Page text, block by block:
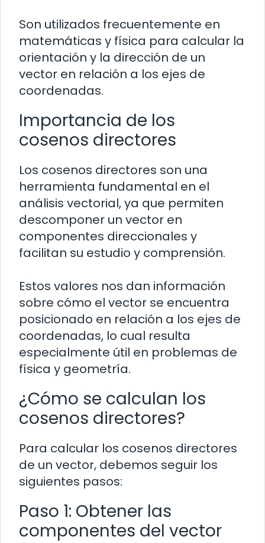
Son utilizados frecuentemente en
matemáticas y física para calcular la
orientación y la dirección de un
vector en relación a los ejes de
coordenadas.
Importancia de los
cosenos directores
Los cosenos directores son una
herramienta fundamental en el
análisis vectorial, ya que permiten
descomponer un vector en
componentes direccionales y
facilitan su estudio y comprensión.
Estos valores nos dan información
sobre cómo el vector se encuentra
posicionado en relación a los ejes de
coordenadas, lo cual resulta
especialmente útil en problemas de
física y geometría.
¿Cómo se calculan los
cosenos directores?
Para calcular los cosenos directores
de un vector, debemos seguir los
siguientes pasos:
Paso 1: Obtener las
componentes del vector